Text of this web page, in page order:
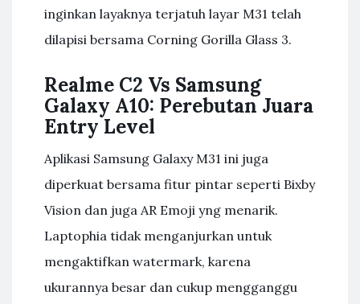
inginkan layaknya terjatuh layar M31 telah
dilapisi bersama Corning Gorilla Glass 3.
Realme C2 Vs Samsung
Galaxy A10: Perebutan Juara
Entry Level
Aplikasi Samsung Galaxy M31 ini juga
diperkuat bersama fitur pintar seperti Bixby
Vision dan juga AR Emoji yng menarik.
Laptophia tidak menganjurkan untuk
mengaktifkan watermark, karena
ukurannya besar dan cukup mengganggu